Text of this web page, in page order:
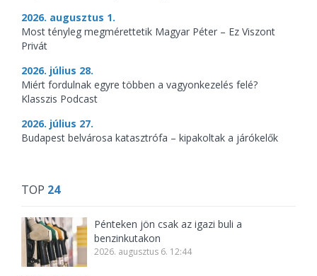
2026. augusztus 1.
Most tényleg megmérettetik Magyar Péter – Ez Viszont
Privát
2026. július 28.
Miért fordulnak egyre többen a vagyonkezelés felé?
Klasszis Podcast
2026. július 27.
Budapest belvárosa katasztrófa – kipakoltak a járókelők
TOP 24
Pénteken jön csak az igazi buli a
benzinkutakon
2026. augusztus 6. 12:44